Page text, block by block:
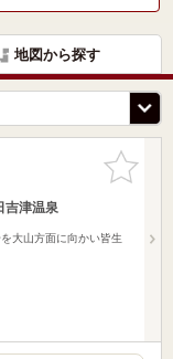
地図から探す
お気に入
りに追加
吉津温泉
大山方面に向かい皆生